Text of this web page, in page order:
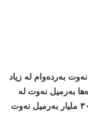
بەردەوام لە زیاد
بەرمیل نەوت لە
جیھاندا بەکاردەھێنرێن ، کە تەنھا لەماوەی ساڵێکدا ٣٠ ملیار بەرمیل نەوت